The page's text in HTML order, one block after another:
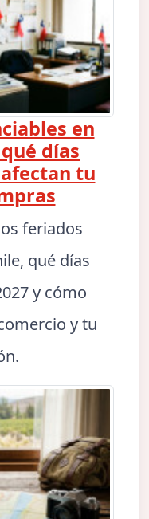
en
días
tu
feriados
qué días
y cómo
y tu